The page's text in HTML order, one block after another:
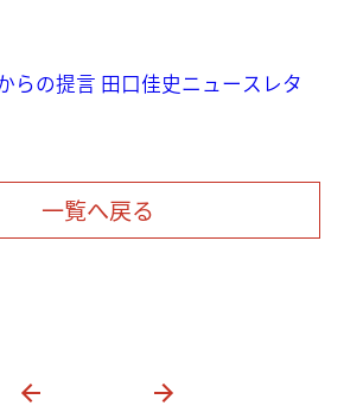
らの提言 田口佳史ニュースレタ
一覧へ戻る